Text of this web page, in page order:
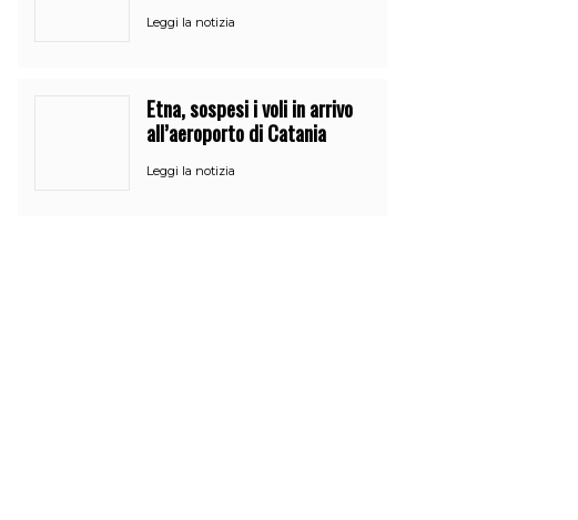
Leggi la notizia
Etna, sospesi i voli in arrivo
all’aeroporto di Catania
Leggi la notizia